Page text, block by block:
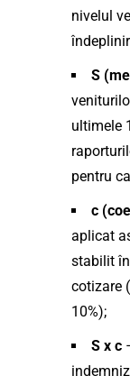
nivelul
S
ultimele
pentru
c
aplicat
stabilit
cotizare
10%);
S x c